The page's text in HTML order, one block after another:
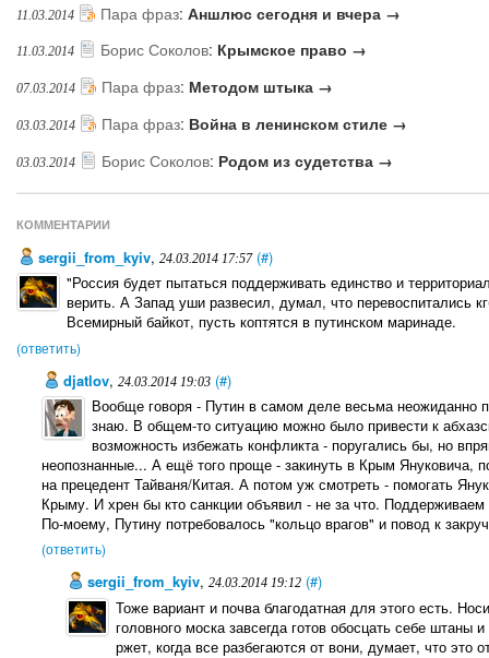
11.03.2014 Пара фраз: Аншлюс сегодня и вчера →
11.03.2014 Борис Соколов: Крымское право →
07.03.2014 Пара фраз: Методом штыка →
03.03.2014 Пара фраз: Война в ленинском стиле →
03.03.2014 Борис Соколов: Родом из судетства →
КОММЕНТАРИИ
sergii_from_kyiv, 24.03.2014 17:57 (#)
"Россия будет пытаться поддерживать единство и
верить. А Запад уши развесил, думал, что перевоспитались
Всемирный байкот, пусть коптятся в путинском маринаде.
(ответить)
djatlov, 24.03.2014 19:03 (#)
Вообще говоря - Путин в самом деле весьма неожиданно
знаю. В общем-то ситуацию можно было привести к
возможность избежать конфликта - поругались бы, но
неопознанные... А ещё того проще - закинуть в Крым Януковича,
на прецедент Тайваня/Китая. А потом уж смотреть - помогать
Крыму. И хрен бы кто санкции объявил - не за что. Поддерживаем
По-моему, Путину потребовалось "кольцо врагов" и повод к
(ответить)
sergii_from_kyiv,24.03.2014 19:12 (#)
Тоже вариант и почва благодатная для этого есть.
головного моска завсегда готов обосцать себе
ржет, когда все разбегаются от вони, думает, что это